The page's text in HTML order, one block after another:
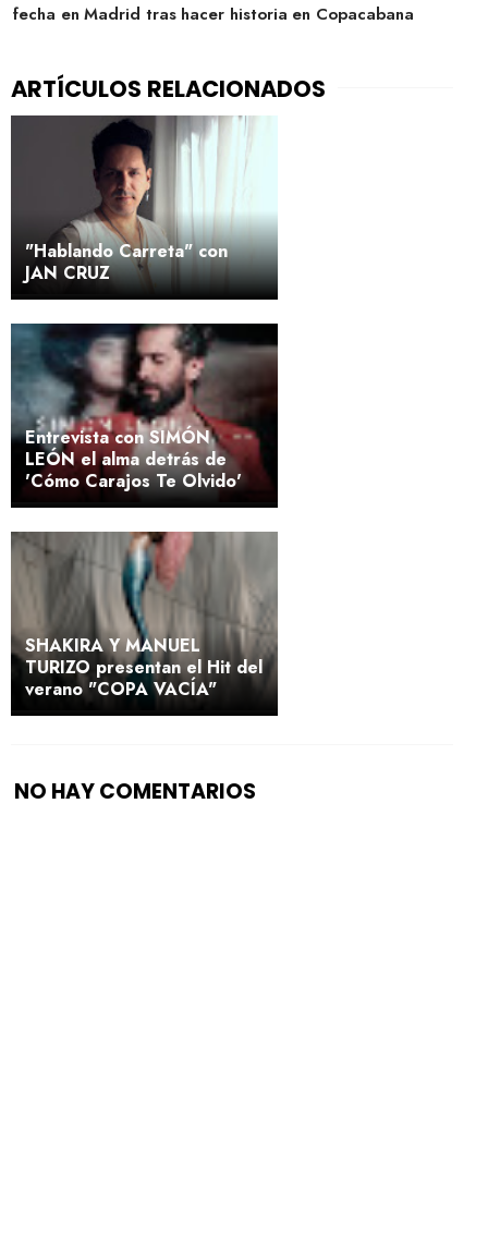
fecha en Madrid tras hacer historia en Copacabana
"Hablando Carreta" con
JAN CRUZ
Entrevista con SIMÓN
LEÓN el alma detrás de
'Cómo Carajos Te Olvido'
SHAKIRA Y MANUEL
TURIZO presentan el Hit del
verano "COPA VACÍA"
NO HAY COMENTARIOS